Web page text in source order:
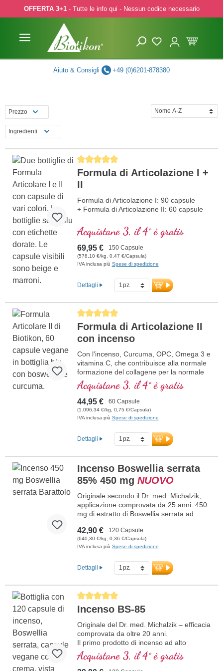
to main content
Skip to search
Skip to main navigation
OFFERTA 3+1- Tutte le info qui - Nessun codice necessario
Aiuto & Consigli +49 (0)6201-878380
Prezzo
Ingredienti
Average rating of 5 out of 5 stars
Formula di Articolazione I +
II
Formula di Articolazione I: 90 capsule
+ Formula di Articolazione II: 60 capsule
Acquistane 3, il 4° è gratis
69,95 € 150 Capsule
(578,10 €/kg, 0,47 €/Capsula)
IVA inclusa più Spese di spedizione
Dettagli
Average rating of 5 out of 5 stars
Formula di Articolazione II
con incenso
Con l'incenso, Curcuma, OPC, Omega 3 e
vitamina C, che contribuisce alla normale
formazione del collagene per la normale
funzione della cartilaginea. Per la cura
specifica delle strutture articolari
cartilaginea.
Acquistane 3, il 4° è gratis
44,95 € 60 Capsule
(1.096,34 €/kg, 0,75 €/Capsula)
IVA inclusa più Spese di spedizione
Dettagli
Incenso Boswellia serrata
85% 450 mg NUOVO
Originale secondo il Dr. med. Michalzik,
applicazione comprovata da 25 anni. 450
mg di estratto di Boswellia serrata ad
boswellici puri per capsula e dose
giornaliera. Il primo prodotto ad alto
dosaggio di incenso con l’85% di acidi
boswellici sono presenti all’85% in una
concentrazione eccezionalmente elevata.
maggiori informazioni su BS-85
42,90 € 120 Capsule
(640,30 €/kg, 0,36 €/Capsula)
IVA inclusa più Spese di spedizione
Dettagli
Average rating of 5 out of 5 stars
Incenso BS-85
Originale del Dr. med. Michalzik – efficacia
comprovata da oltre 20 anni.
Il primo prodotto di incenso ad alto
dosaggio con l’85 % di acidi boswellici sul
mercato tedesco.
Sviluppato per un’ottimale biodisponibilità.
Acquistane 3, il 4° è gratis